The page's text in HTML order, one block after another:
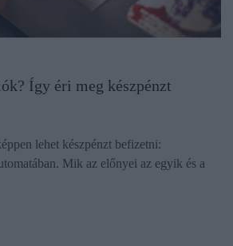
Így éri meg készpénzt
lehet készpénzt befizetni:
Mik az előnyei az egyik és a